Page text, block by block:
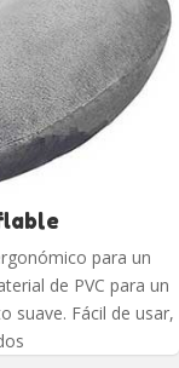
para un
de PVC para un
suave. Fácil de usar,